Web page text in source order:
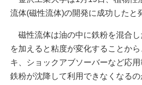
流体(磁性流体)の開発に成功したと
磁性流体は油の中に鉄粉を混合
を加えると粘度が変化することか
キ、ショックアブソーバーなど応
鉄粉が沈降して利用できなくなる